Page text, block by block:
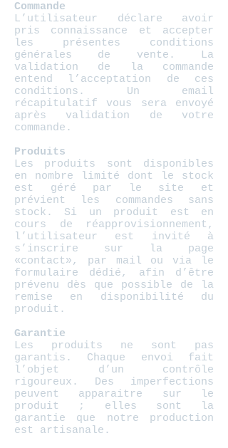
Commande
L’utilisateur déclare avoir
pris connaissance et accepter
les présentes conditions
générales de vente. La
validation de la commande
entend l’acceptation de ces
conditions. Un email
récapitulatif vous sera envoyé
après validation de votre
commande.
Produits
Les produits sont disponibles
en nombre limité dont le stock
est géré par le site et
prévient les commandes sans
stock. Si un produit est en
cours de réapprovisionnement,
l’utilisateur est invité à
s’inscrire sur la page
«contact», par mail ou via le
formulaire dédié, afin d’être
prévenu dès que possible de la
remise en disponibilité du
produit.
Garantie
Les produits ne sont pas
garantis. Chaque envoi fait
l’objet d’un contrôle
rigoureux. Des imperfections
peuvent apparaitre sur le
produit ; elles sont la
garantie que notre production
est artisanale.